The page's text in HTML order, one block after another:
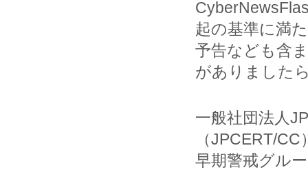
起の基準に満
予告なども含
がありました
一般社団法人
（JPCERT/CC
早期警戒グル